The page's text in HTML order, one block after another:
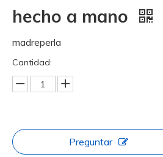
hecho a mano
madreperla
Cantidad:
Preguntar